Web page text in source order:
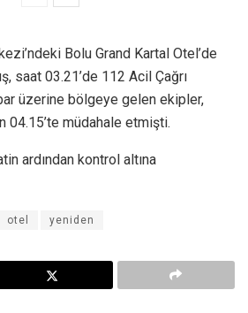
Bolu Grand Kartal Otel’de
saat 03.21’de 112 Acil Çağrı
üzerine bölgeye gelen ekipler,
04.15’te müdahale etmişti.
ardından kontrol altına
otel yeniden